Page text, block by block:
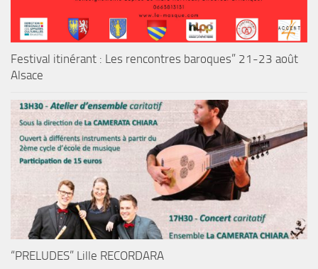
Festival itinérant : Les rencontres baroques” 21-23 août
Alsace
“PRELUDES” Lille RECORDARA